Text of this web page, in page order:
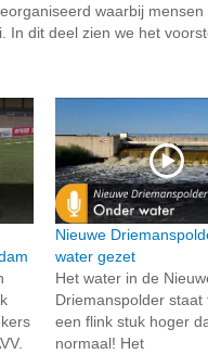
waarbij
dit deel zien we het
Nieuwe
water gezet
Het water in de
Driemanspolder staat
een flink stuk hoger
normaal! Het